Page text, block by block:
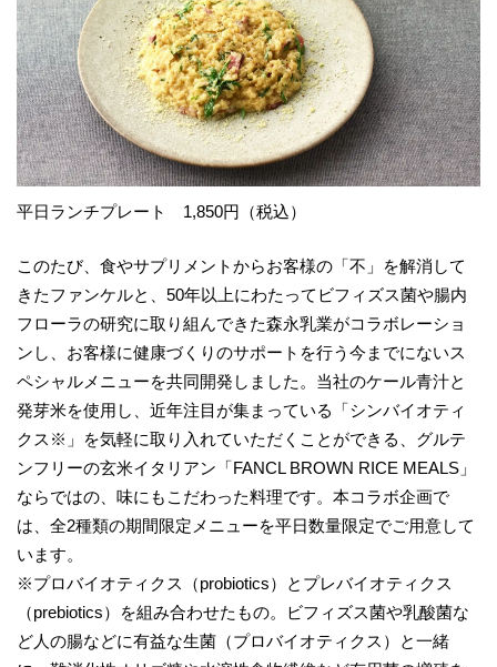
平日ランチプレート 1,850円（税込）
このたび、食やサプリメントからお客様の「不」を解消して
きたファンケルと、50年以上にわたってビフィズス菌や腸内
フローラの研究に取り組んできた森永乳業がコラボレーショ
ンし、お客様に健康づくりのサポートを行う今までにないス
ペシャルメニューを共同開発しました。当社のケール青汁と
発芽米を使用し、近年注目が集まっている「シンバイオティ
クス※」を気軽に取り入れていただくことができる、グルテ
ンフリーの玄米イタリアン「FANCL BROWN RICE MEALS」
ならではの、味にもこだわった料理です。本コラボ企画で
は、全2種類の期間限定メニューを平日数量限定でご用意して
います。
※プロバイオティクス（probiotics）とプレバイオティクス
（prebiotics）を組み合わせたもの。ビフィズス菌や乳酸菌な
ど人の腸などに有益な生菌（プロバイオティクス）と一緒